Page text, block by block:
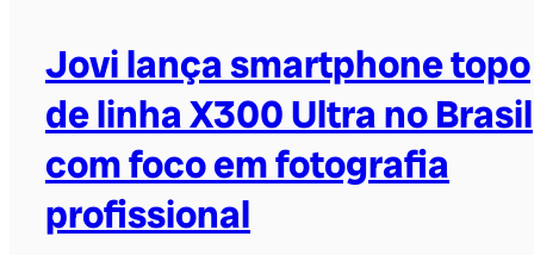
Jovi lança smartphone topo
de linha X300 Ultra no Brasil
com foco em fotografia
profissional